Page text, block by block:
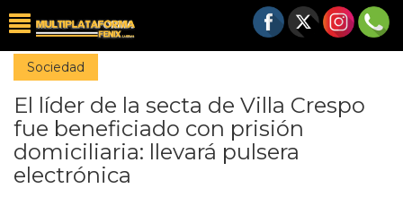
Sociedad
El líder de la secta de Villa Crespo
fue beneficiado con prisión
domiciliaria: llevará pulsera
electrónica